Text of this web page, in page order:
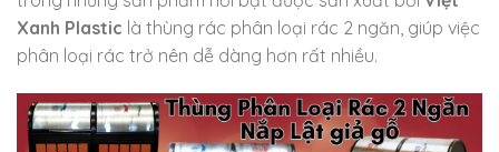
Xanh Plastic là thùng rác phân loại rác 2 ngăn, giúp việc
phân loại rác trở nên dễ dàng hơn rất nhiều.